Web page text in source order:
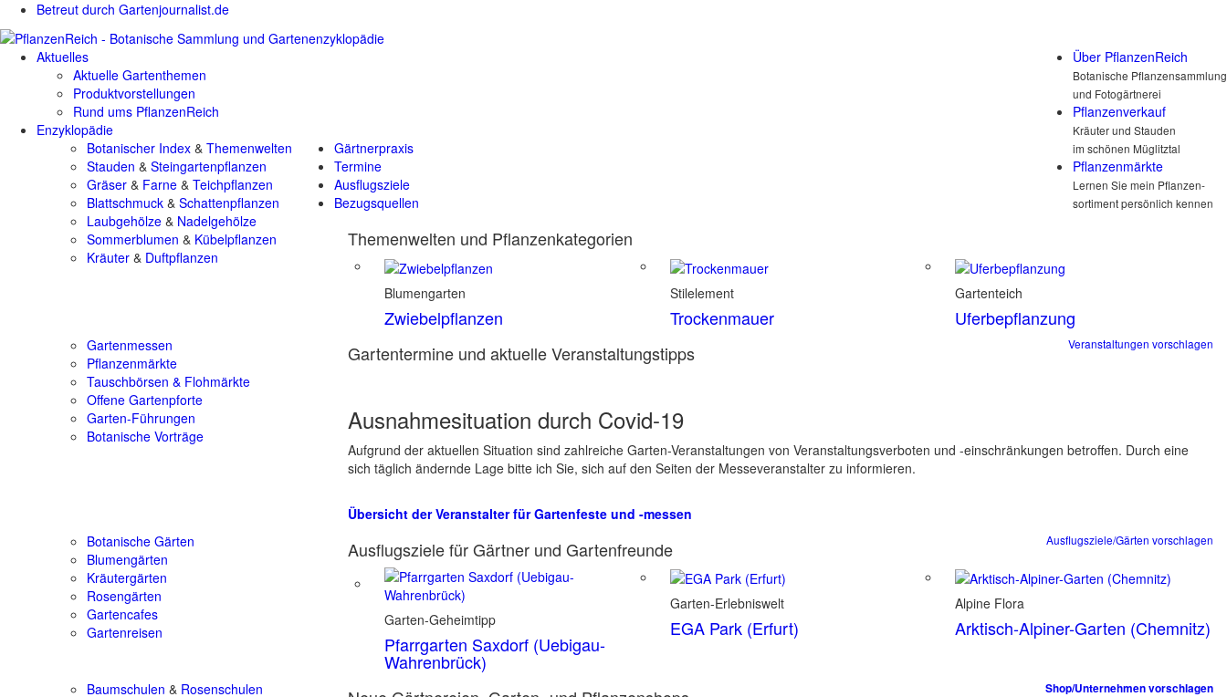
Betreut durch Gartenjournalist.de
Über PflanzenReich
Botanische Pflanzensammlung
und Fotogärtnerei
Pflanzenverkauf
Kräuter und Stauden
im schönen Müglitztal
Pflanzenmärkte
Lernen Sie mein Pflanzen-
sortiment persönlich kennen
Aktuelles
Aktuelle Gartenthemen
Produktvorstellungen
Rund ums PflanzenReich
Enzyklopädie
Botanischer Index & Themenwelten
Stauden & Steingartenpflanzen
Gräser & Farne & Teichpflanzen
Blattschmuck & Schattenpflanzen
Laubgehölze & Nadelgehölze
Sommerblumen & Kübelpflanzen
Kräuter & Duftpflanzen
Themenwelten und Pflanzenkategorien
Blumengarten
Zwiebelpflanzen
Stilelement
Trockenmauer
Gartenteich
Uferbepflanzung
Gärtnerpraxis
Termine
Gartenmessen
Pflanzenmärkte
Tauschbörsen & Flohmärkte
Offene Gartenpforte
Garten-Führungen
Botanische Vorträge
Veranstaltungen vorschlagen
Gartentermine und aktuelle Veranstaltungstipps
Ausnahmesituation durch Covid-19
Aufgrund der aktuellen Situation sind zahlreiche Garten-Veranstaltungen von Veranstaltungsverboten und -einschränkungen betroffen. Durch eine
sich täglich ändernde Lage bitte ich Sie, sich auf den Seiten der Messeveranstalter zu informieren.
Übersicht der Veranstalter für Gartenfeste und -messen
Ausflugsziele
Botanische Gärten
Blumengärten
Kräutergärten
Rosengärten
Gartencafes
Gartenreisen
Ausflugsziele/Gärten vorschlagen
Ausflugsziele für Gärtner und Gartenfreunde
Garten-Geheimtipp
Pfarrgarten Saxdorf (Uebigau-
Wahrenbrück)
Garten-Erlebniswelt
EGA Park (Erfurt)
Alpine Flora
Arktisch-Alpiner-Garten (Chemnitz)
Bezugsquellen
Baumschulen & Rosenschulen
Shop/Unternehmen vorschlagen